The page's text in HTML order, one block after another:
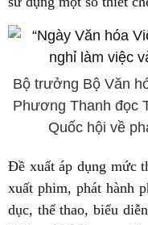
Bộ trưởng Bộ Văn
Phương Thanh đọc
Quốc hội về
Đề xuất áp dụng mức
xuất phim, phát hành
dục, thể thao, biểu